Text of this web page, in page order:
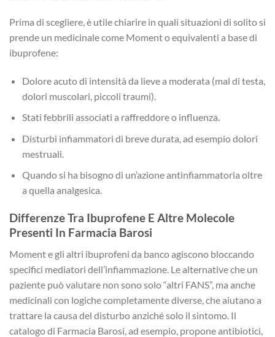
Prima di scegliere, è utile chiarire in quali situazioni di solito si
prende un medicinale come Moment o equivalenti a base di
ibuprofene:
Dolore acuto di intensità da lieve a moderata (mal di testa,
dolori muscolari, piccoli traumi).
Stati febbrili associati a raffreddore o influenza.
Disturbi infiammatori di breve durata, ad esempio dolori
mestruali.
Quando si ha bisogno di un’azione antinfiammatoria oltre
a quella analgesica.
Differenze Tra Ibuprofene E Altre Molecole
Presenti In Farmacia Barosi
Moment e gli altri ibuprofeni da banco agiscono bloccando
specifici mediatori dell’infiammazione. Le alternative che un
paziente può valutare non sono solo “altri FANS”, ma anche
medicinali con logiche completamente diverse, che aiutano a
trattare la causa del disturbo anziché solo il sintomo. Il
catalogo di Farmacia Barosi, ad esempio, propone antibiotici,